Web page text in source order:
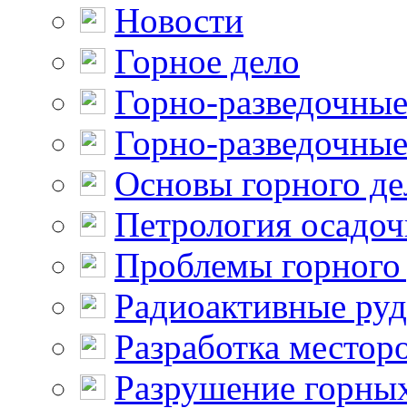
Новости
Горное дело
Горно-
Горно-
Основы горного
Петрология
Проблемы горного
Радиоактивные
Разработка
Разрушение